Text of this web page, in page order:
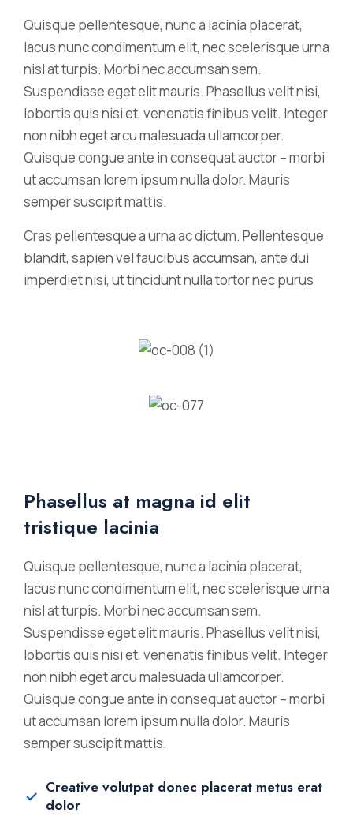
Quisque pellentesque, nunc a lacinia placerat,
lacus nunc condimentum elit, nec scelerisque urna
nisl at turpis. Morbi nec accumsan sem.
Suspendisse eget elit mauris. Phasellus velit nisi,
lobortis quis nisi et, venenatis finibus velit. Integer
non nibh eget arcu malesuada ullamcorper.
Quisque congue ante in consequat auctor – morbi
ut accumsan lorem ipsum nulla dolor. Mauris
semper suscipit mattis.
Cras pellentesque a urna ac dictum. Pellentesque
blandit, sapien vel faucibus accumsan, ante dui
imperdiet nisi, ut tincidunt nulla tortor nec purus
Phasellus at magna id elit
tristique lacinia
Quisque pellentesque, nunc a lacinia placerat,
lacus nunc condimentum elit, nec scelerisque urna
nisl at turpis. Morbi nec accumsan sem.
Suspendisse eget elit mauris. Phasellus velit nisi,
lobortis quis nisi et, venenatis finibus velit. Integer
non nibh eget arcu malesuada ullamcorper.
Quisque congue ante in consequat auctor – morbi
ut accumsan lorem ipsum nulla dolor. Mauris
semper suscipit mattis.
Creative volutpat donec placerat metus erat
dolor